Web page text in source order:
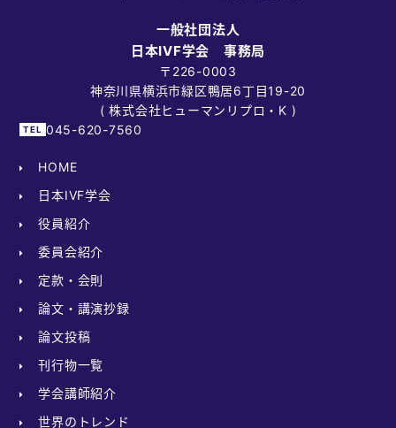
一般社団法人
日本IVF学会 事務局
〒226-0003
神奈川県横浜市緑区鴨居6丁目19-20
( 株式会社ヒューマンリプロ・K )
045-620-7560
HOME
日本IVF学会
役員紹介
委員会紹介
定款・会則
論文・講演抄録
論文投稿
刊行物一覧
学会講師紹介
世界のトレンド